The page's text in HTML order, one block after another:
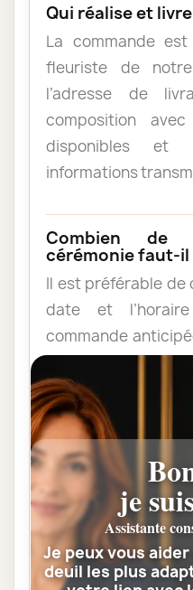
Qui réalise et
La commande
fleuriste de
l’adresse de
composition
disponibles et
informations
Combien de
cérémonie faut-il
Il est préférable de
date et
commande
et permet au
contraintes du lieu
Les fleurs
au domicile de la
Oui. Une
peut être livrée au
la cérémonie.
quelqu’un pourra
je
Assistante
Je peux vous
deuil les plus